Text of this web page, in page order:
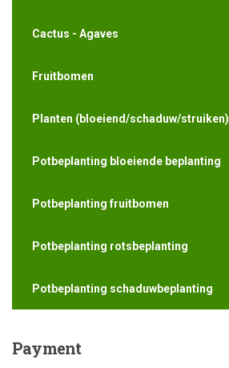
Cactus - Agaves
Fruitbomen
Planten (bloeiend/schaduw/struiken)
Potbeplanting bloeiende beplanting
Potbeplanting fruitbomen
Potbeplanting rotsbeplanting
Potbeplanting schaduwbeplanting
Payment